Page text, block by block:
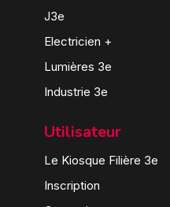
J3e
Electricien +
Lumières 3e
Industrie 3e
Utilisateur
Le Kiosque Filière 3e
Inscription